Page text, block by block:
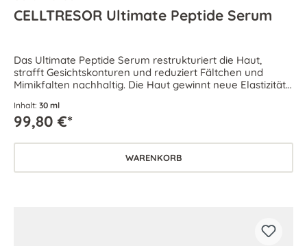
CELLTRESOR Ultimate Peptide Serum
Das Ultimate Peptide Serum restrukturiert die Haut,
strafft Gesichtskonturen und reduziert Fältchen und
Mimikfalten nachhaltig. Die Haut gewinnt neue Elastizität
Inhalt: 30 ml
99,80 €*
WARENKORB